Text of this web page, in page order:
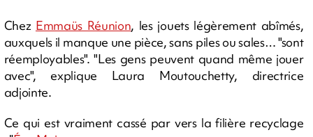
Chez Emmaüs Réunion, les jouets légèrement abîmés,
auxquels il manque une pièce, sans piles ou sales… "sont
réemployables". "Les gens peuvent quand même jouer
avec", explique Laura Moutouchetty, directrice
adjointe.
Ce qui est vraiment cassé par vers la filière recyclage